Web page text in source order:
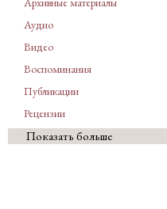
Аудио
Видео
Воспоминания
Публикации
Рецензии
Показать больше